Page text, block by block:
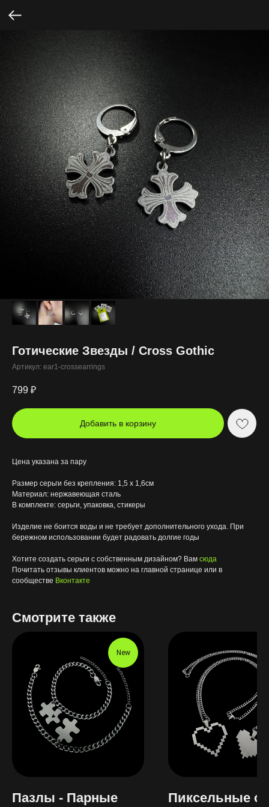
Готические Звезды / Cross Gothic
Артикул: ear1-crossearrings
799 ₽
Добавить в корзину
Цена указана за пару
Размер серьги без крепления: 1,5 х 1,6см
Материал: нержавеющая сталь
В комплекте: серьги, упаковка, стикеры
Изделие не боится воды и не требует дополнительного ухода. При
бережном использовании будет радовать долгие годы
Хотите создать серьги с собственным дизайном? Вам сюда
Почитать отзывы клиентов можно на главной странице или в
сообществе Вконтакте
Смотрите также
New
Пазлы - Парные Пиксельные